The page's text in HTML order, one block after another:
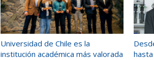
Universidad de Chile es la
institución académica más valorada